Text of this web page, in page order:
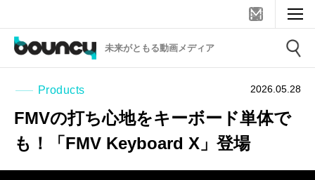
未来がともる動画メディア
Products 2026.05.28
FMVの打ち心地をキーボード単体で
も！「FMV Keyboard X」登場